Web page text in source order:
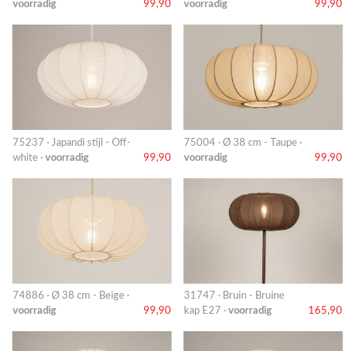
voorradig
99,90
voorradig
99,90
75237 · Japandi stijl - Off-
white · voorradig 99,90
75004 · Ø 38 cm - Taupe ·
voorradig
99,90
74886 · Ø 38 cm - Beige ·
voorradig
99,90
31747 · Bruin - Bruine
kap E27 · voorradig 165,90